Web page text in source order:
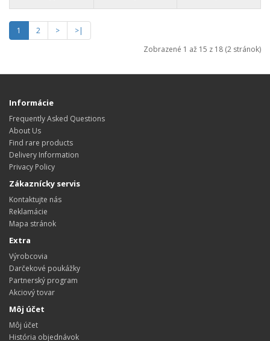
1 2 >
>|
Zobrazené 1 až 15 z 18 (2 stránok)
Informácie
Frequently Asked Questions
About Us
Find rare products
Delivery Information
Privacy Policy
Zákaznícky servis
Kontaktujte nás
Reklamácie
Mapa stránok
Extra
Výrobcovia
Darčekové poukážky
Partnerský program
Akciový tovar
Môj účet
Môj účet
História objednávok